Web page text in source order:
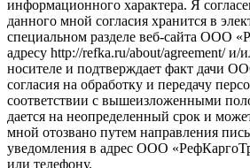
информационного характера. Я
данного мной согласия хранится в
специальном разделе веб-сайта ООО
адресу http://refka.ru/about/agreement/
носителе и подтверждает факт дачи
согласия на обработку и передачу
соответствии с вышеизложенными
дается на неопределенный срок и
мной отозвано путем направления
уведомления в адрес ООО
или телефону.